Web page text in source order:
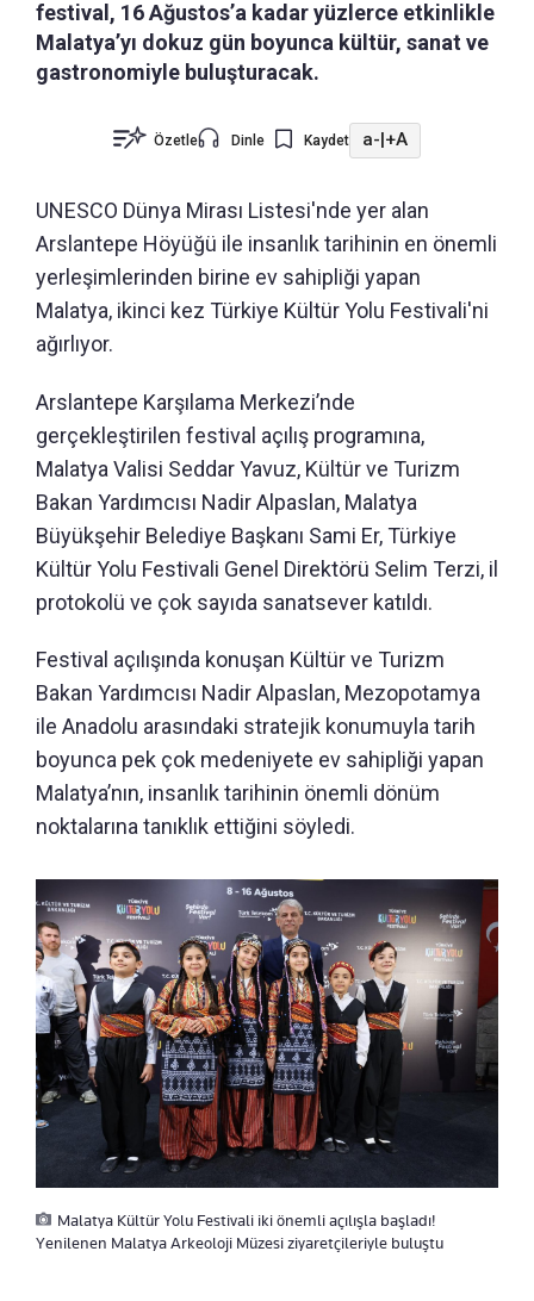
festival, 16 Ağustos’a kadar yüzlerce etkinlikle
Malatya’yı dokuz gün boyunca kültür, sanat ve
gastronomiyle buluşturacak.
Özetle Dinle Kaydet a- +A
UNESCO Dünya Mirası Listesi'nde yer alan
Arslantepe Höyüğü ile insanlık tarihinin en önemli
yerleşimlerinden birine ev sahipliği yapan
Malatya, ikinci kez Türkiye Kültür Yolu Festivali'ni
ağırlıyor.
Arslantepe Karşılama Merkezi’nde
gerçekleştirilen festival açılış programına,
Malatya Valisi Seddar Yavuz, Kültür ve Turizm
Bakan Yardımcısı Nadir Alpaslan, Malatya
Büyükşehir Belediye Başkanı Sami Er, Türkiye
Kültür Yolu Festivali Genel Direktörü Selim Terzi, il
protokolü ve çok sayıda sanatsever katıldı.
Festival açılışında konuşan Kültür ve Turizm
Bakan Yardımcısı Nadir Alpaslan, Mezopotamya
ile Anadolu arasındaki stratejik konumuyla tarih
boyunca pek çok medeniyete ev sahipliği yapan
Malatya’nın, insanlık tarihinin önemli dönüm
noktalarına tanıklık ettiğini söyledi.
Malatya Kültür Yolu Festivali iki önemli açılışla başladı!
Yenilenen Malatya Arkeoloji Müzesi ziyaretçileriyle buluştu